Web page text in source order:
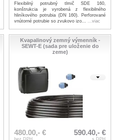
Flexibilný potrubný tlmič SDE 160,
konštrukcia je vyrobená z flexibilného
hliníkového potrubia (DN 160). Perforované
vnútorné potrubie so zvukovo izo...
...viac
Kvapalinový zemný výmenník -
SEWT-E (sada pre uloženie do
zeme)
480.00,- €
bez DPH
590.40,- €
s DPH